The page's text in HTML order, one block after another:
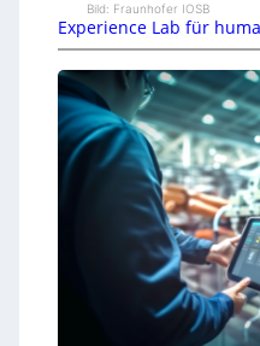
Bild: Fraunhofer IOSB
Experience Lab für